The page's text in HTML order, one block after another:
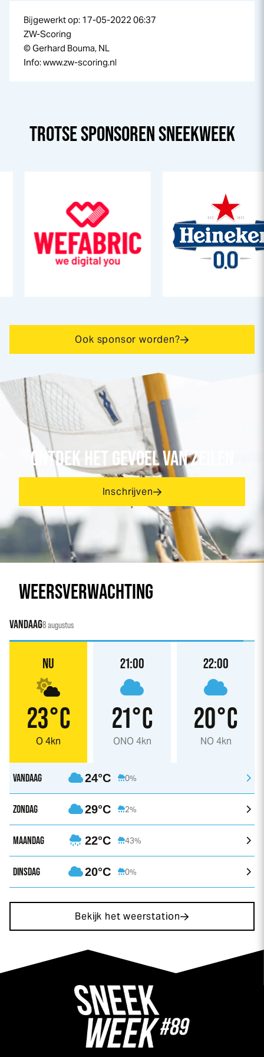
Bijgewerkt op: 17-05-2022 06:37
ZW-Scoring
© Gerhard Bouma, NL
Info: www.zw-scoring.nl
TROTSE SPONSORENSNEEKWEEK
Ook sponsor worden?
ONTDEK HET GEVOEL VAN ZEILEN
Inschrijven
WEERSVERWACHTING
VANDAAG8 augustus
NU
23°C
O 4kn
21:00
21°C
ONO 4kn
22:00
20°C
NO 4kn
VANDAAG 24°C 0%
ZONDAG 29°C 2%
MAANDAG 22°C 43%
DINSDAG 20°C 0%
Bekijk het weerstation